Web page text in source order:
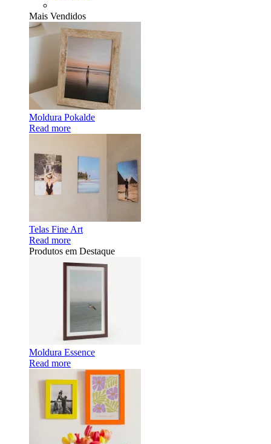
Mais Vendidos
Moldura Pokalde
Read more
Telas Fine Art
Read more
Produtos em Destaque
Moldura Essence
Read more